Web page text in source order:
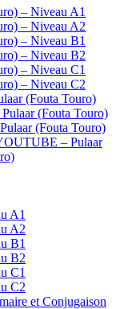
– Niveau A1
– Niveau A2
– Niveau B1
– Niveau B2
– Niveau C1
– Niveau C2
(Fouta Touro)
(Fouta Touro)
(Fouta Touro)
– Pulaar
A1
A2
B1
B2
C1
C2
et Conjugaison